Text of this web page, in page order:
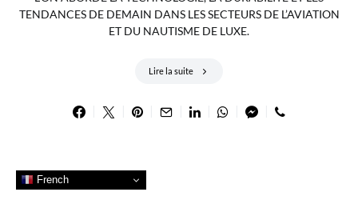
TENDANCES DE DEMAIN DANS LES SECTEURS DE L’AVIATION
ET DU NAUTISME DE LUXE.
Lire la suite
French